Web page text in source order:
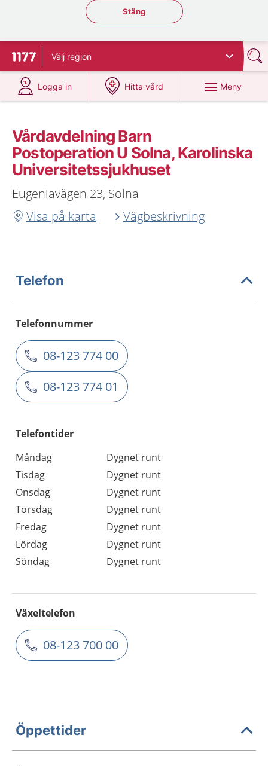
Stäng regionsväljaren
Stäng
Till startsidan för 1177
Välj region
Logga in
på 1177.se
Hitta vård
på 1177.se
Meny
Vårdavdelning Barn
Postoperation U Solna, Karolinska
Universitetssjukhuset
Eugeniavägen 23, Solna
Visa på karta
Vägbeskrivning
Telefon
Telefonnummer
08-123 774 00
08-123 774 01
Telefontider
Måndag
Dygnet runt
Tisdag
Dygnet runt
Onsdag
Dygnet runt
Torsdag
Dygnet runt
Fredag
Dygnet runt
Lördag
Dygnet runt
Söndag
Dygnet runt
Växeltelefon
08-123 700 00
Öppettider